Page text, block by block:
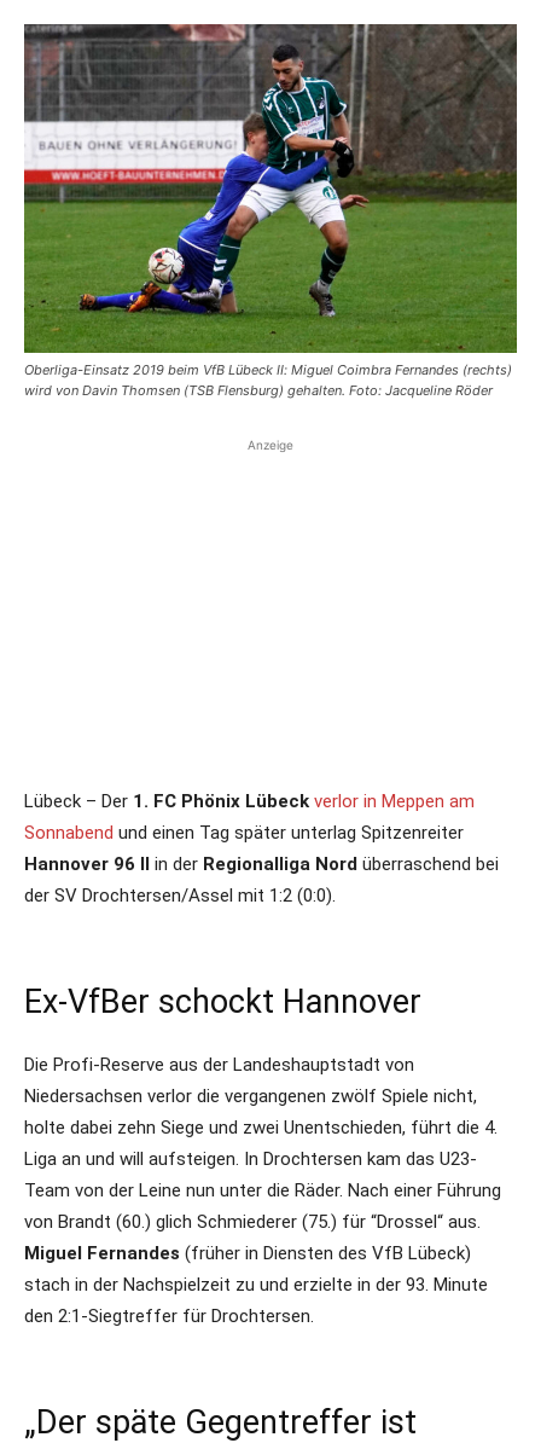
Oberliga-Einsatz 2019 beim VfB Lübeck II: Miguel Coimbra Fernandes (rechts)
wird von Davin Thomsen (TSB Flensburg) gehalten. Foto: Jacqueline Röder
Anzeige
Lübeck – Der 1. FC Phönix Lübeck verlor in Meppen am
Sonnabend und einen Tag später unterlag Spitzenreiter
Hannover 96 II in der Regionalliga Nord überraschend bei
der SV Drochtersen/Assel mit 1:2 (0:0).
Ex-VfBer schockt Hannover
Die Profi-Reserve aus der Landeshauptstadt von
Niedersachsen verlor die vergangenen zwölf Spiele nicht,
holte dabei zehn Siege und zwei Unentschieden, führt die 4.
Liga an und will aufsteigen. In Drochtersen kam das U23-
Team von der Leine nun unter die Räder. Nach einer Führung
von Brandt (60.) glich Schmiederer (75.) für “Drossel“ aus.
Miguel Fernandes (früher in Diensten des VfB Lübeck)
stach in der Nachspielzeit zu und erzielte in der 93. Minute
den 2:1-Siegtreffer für Drochtersen.
„Der späte Gegentreffer ist